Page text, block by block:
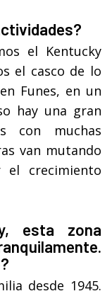
el Kentucky
el casco de lo
Funes, en un
hay una gran
con muchas
van mutando
crecimiento
esta zona
desde 1945.